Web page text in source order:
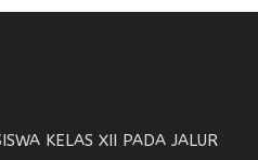
KELAS XII PADA JALUR